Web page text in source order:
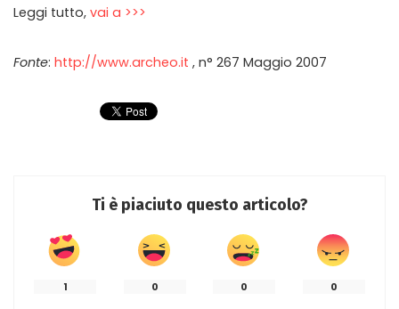
Leggi tutto, vai a >>>
Fonte: http://www.archeo.it , n° 267 Maggio 2007
Ti è piaciuto questo articolo?
1 0 0 0